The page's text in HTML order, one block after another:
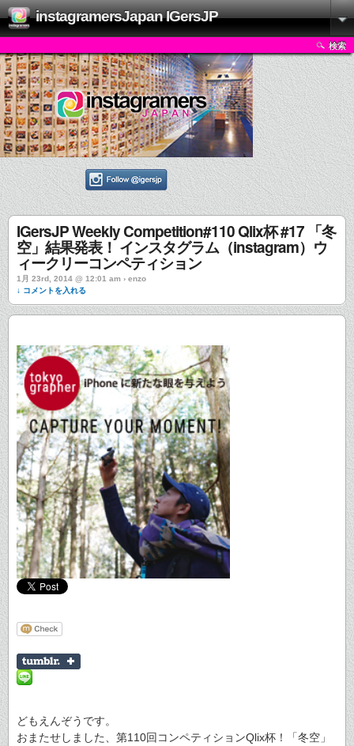
instagramersJapan IGersJP
検索
IGersJP Weekly Competition#110 Qlix杯 #17 「冬
空」結果発表！ インスタグラム（instagram）ウ
ィークリーコンペティション
1月 23rd, 2014 @ 12:01 am › enzo
↓ コメントを入れる
どもえんぞうです。
おまたせしました、第110回コンペティションQlix杯！「冬空」